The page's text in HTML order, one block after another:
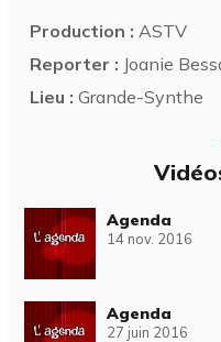
Production : ASTV
Reporter : Joanie
Lieu : Grande-Synthe
Agenda
14 nov. 2016
Agenda
27 juin 2016